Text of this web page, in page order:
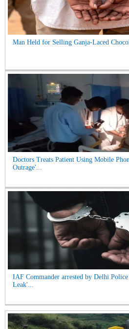
Man Held for Selling Ganja-Laced
Doctors Treats Patient Using Mobile
Outrage'...
IAF Commander arrested by Delhi
Leak'...